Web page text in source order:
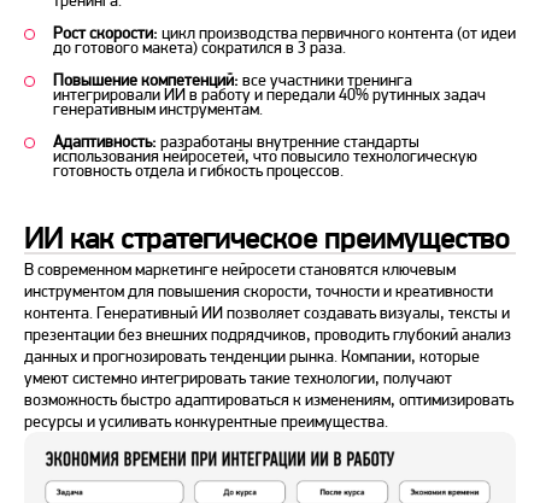
Рост скорости: цикл производства первичного контента (от идеи
до готового макета) сократился в 3 раза.
Повышение компетенций: все участники тренинга
интегрировали ИИ в работу и передали 40% рутинных задач
генеративным инструментам.
Адаптивность: разработаны внутренние стандарты
использования нейросетей, что повысило технологическую
готовность отдела и гибкость процессов.
ИИ как стратегическое преимущество
В современном маркетинге нейросети становятся ключевым
инструментом для повышения скорости, точности и креативности
контента. Генеративный ИИ позволяет создавать визуалы, тексты и
презентации без внешних подрядчиков, проводить глубокий анализ
данных и прогнозировать тенденции рынка. Компании, которые
умеют системно интегрировать такие технологии, получают
возможность быстро адаптироваться к изменениям, оптимизировать
ресурсы и усиливать конкурентные преимущества.